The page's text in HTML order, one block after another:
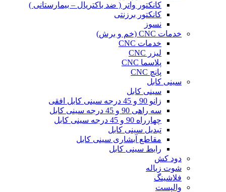
کانکتور واتر ( ضد باکتریال – بیمارستانی )
کانکتور برزنتی
نسوز
خدمات CNC (خم و برش)
خدمات CNC
لیزر CNC
پلاسما CNC
پانچ CNC
سینی کابل
سینی کابل
زانو 90 و 45 درجه سینی کابل افقی
سه راهی 90 و 45 درجه سینی کابل
چهارراه 90 و 45 درجه سینی کابل
تبدیل سینی کابل
مقاطع آبشاری سینی کابل
رابط سینی کابل
دود کش
شوت زباله
فلاشینگ
والپست